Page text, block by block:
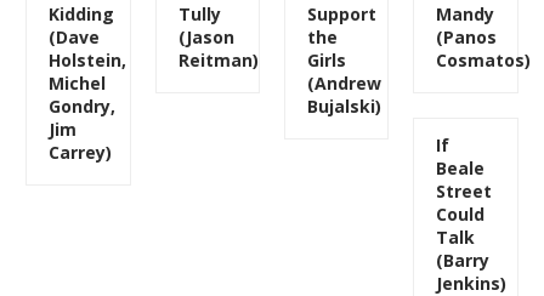
Kidding
(Dave
Holstein,
Michel
Gondry,
Jim
Carrey)
Tully
(Jason
Reitman)
Support
the
Girls
(Andrew
Bujalski)
Mandy
(Panos
Cosmatos)
If
Beale
Street
Could
Talk
(Barry
Jenkins)